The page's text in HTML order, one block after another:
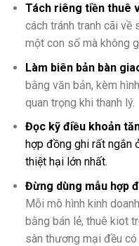
Tách riêng tiền thuê
cách tránh tranh cãi về
một con số mà không
Làm biên bản bàn
bằng văn bản, kèm
quan trọng khi thanh lý.
Đọc kỹ điều khoản
hợp đồng ghi rất ngắn
thiệt hại lớn nhất.
Đừng dùng mẫu hợp
Mỗi mô hình kinh
bằng bán lẻ, thuê kiot
sàn thương mại đều có